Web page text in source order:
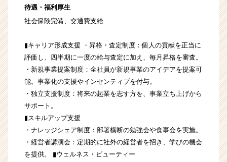
待遇・福利厚生
社会保険完備、交通費支給
▮キャリア形成支援 ・昇格・査定制度：個人の貢献を正当に
評価し、四半期に一度の給与査定に加え、毎月昇格を審査。
・新規事業提案制度：全社員が新規事業のアイデアを提案可
能。事業化の支援やインセンティブを付与。
・独立支援制度：将来の起業を志す方を、事業立ち上げから
サポート。
▮スキルアップ支援
・ナレッジシェア制度：部署横断の勉強会や食事会を実施。
・経営者講演会：定期的に社外の経営者を招き、学びの機会
を提供。 ▮ウェルネス・ビューティー